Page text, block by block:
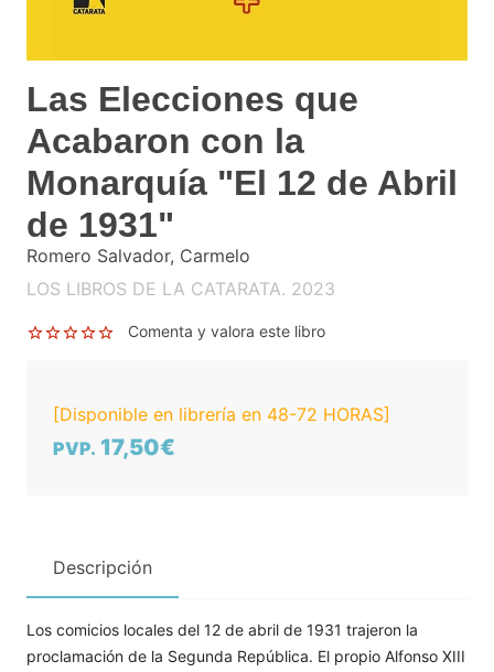
Las Elecciones que
Acabaron con la
Monarquía "El 12 de Abril
de 1931"
Romero Salvador, Carmelo
LOS LIBROS DE LA CATARATA. 2023
Comenta y valora este libro
[Disponible en librería en 48-72 HORAS]
PVP. 17,50€
Descripción
Los comicios locales del 12 de abril de 1931 trajeron la
proclamación de la Segunda República. El propio Alfonso XIII